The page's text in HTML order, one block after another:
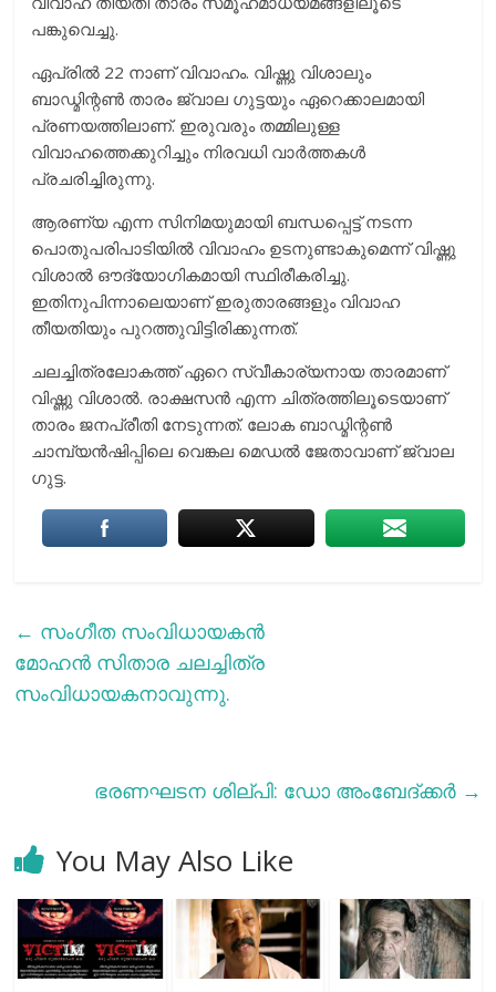
പങ്കുവെച്ചു.
ഏപ്രില്‍ 22 നാണ് വിവാഹം. വിഷ്ണു വിശാലും
ബാഡ്മിന്റണ്‍ താരം ജ്വാല ഗുട്ടയും ഏറെക്കാലമായി
പ്രണയത്തിലാണ്. ഇരുവരും തമ്മിലുള്ള
വിവാഹത്തെക്കുറിച്ചും നിരവധി വാര്‍ത്തകള്‍
പ്രചരിച്ചിരുന്നു.
ആരണ്യ എന്ന സിനിമയുമായി ബന്ധപ്പെട്ട് നടന്ന
പൊതുപരിപാടിയില്‍ വിവാഹം ഉടനുണ്ടാകുമെന്ന് വിഷ്ണു
വിശാല്‍ ഔദ്യോഗികമായി സ്ഥിരീകരിച്ചു.
ഇതിനുപിന്നാലെയാണ് ഇരുതാരങ്ങളും വിവാഹ
തീയതിയും പുറത്തുവിട്ടിരിക്കുന്നത്.
ചലച്ചിത്രലോകത്ത് ഏറെ സ്വീകാര്യനായ താരമാണ്
വിഷ്ണു വിശാല്‍. രാക്ഷസന്‍ എന്ന ചിത്രത്തിലൂടെയാണ്
താരം ജനപ്രീതി നേടുന്നത്. ലോക ബാഡ്മിന്റണ്‍
ചാമ്പ്യന്‍ഷിപ്പിലെ വെങ്കല മെഡല്‍ ജേതാവാണ് ജ്വാല
ഗുട്ട.
← സംഗീത സംവിധായകൻ
മോഹൻ സിതാര ചലച്ചിത്ര
സംവിധായകനാവുന്നു.
ഭരണഘടന ശില്പി: ഡോ അംബേദ്ക്കർ →
You May Also Like